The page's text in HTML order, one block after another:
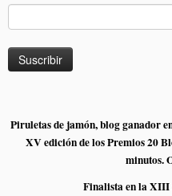
Piruletas de jamón, blog ganador
XV edición de los Premios 20
minutos.
Finalista en la XIII